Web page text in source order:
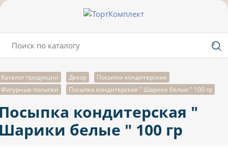
Каталог продукции Декор
Посыпки кондитерские
Фигурные посыпки
Посыпка кондитерская " Шарики белые " 100 гр
кондитерская "
белые " 100 гр